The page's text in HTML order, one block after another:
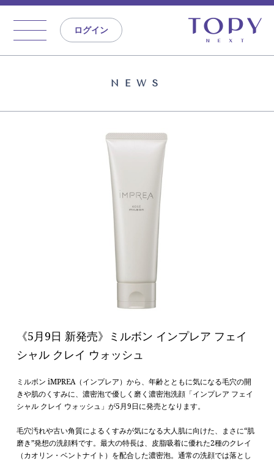
ログイン
NEWS
《5月9日 新発売》ミルボン インプレア フェイ
シャル クレイ ウォッシュ
ミルボン iMPREA（インプレア）から、 年齢とともに気になる毛穴の開
きや肌のくすみに、濃密泡で優しく磨く濃密泡洗顔 「インプレア フェイ
シャル クレイ ウォッシュ 」 が5月9日に発売となります。
毛穴汚れや古い角質によるくすみが気になる大人肌に向けた、まさに“肌
磨き”発想の洗顔料です。最大の特長は、皮脂吸着に優れた2種のクレイ
（カオリン・ベントナイト）を配合した濃密泡。通常の洗顔では落とし